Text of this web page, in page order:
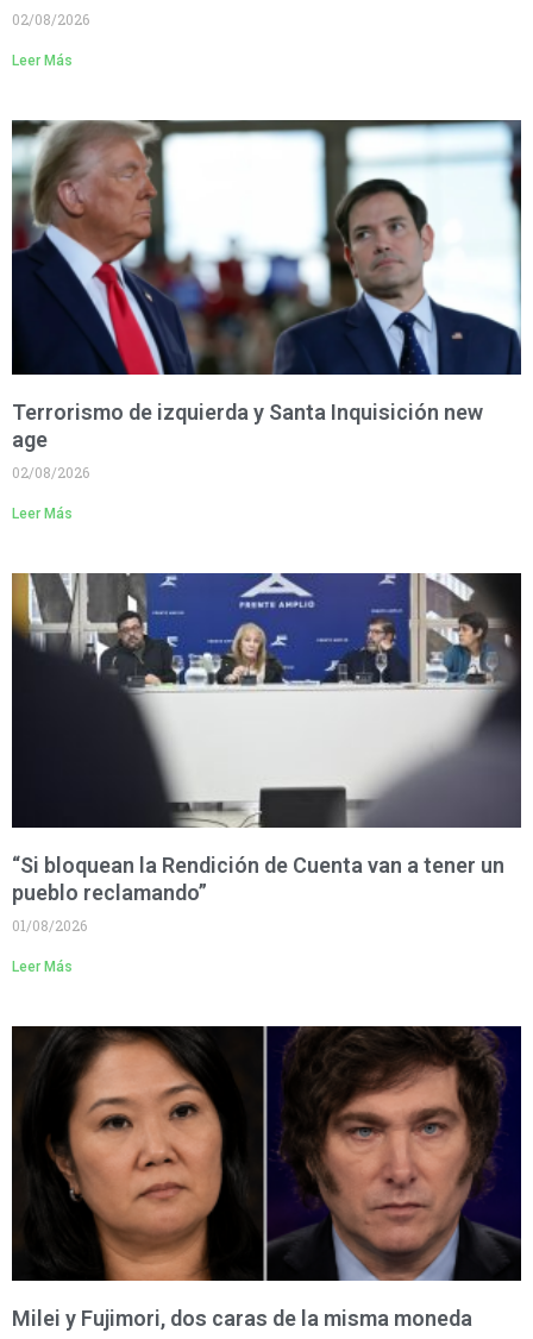
02/08/2026
Leer Más
Terrorismo de izquierda y Santa Inquisición new
age
02/08/2026
Leer Más
“Si bloquean la Rendición de Cuenta van a tener un
pueblo reclamando”
01/08/2026
Leer Más
Milei y Fujimori, dos caras de la misma moneda